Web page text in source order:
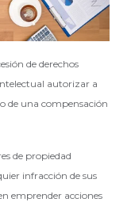
de derechos
autorizar a
de una compensación
de propiedad
infracción de sus
emprender acciones